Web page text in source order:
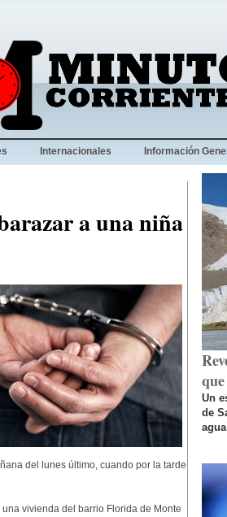
Internacionales Información
a una niña
del lunes último, cuando por la tarde
vivienda del barrio Florida de Monte
Un
de